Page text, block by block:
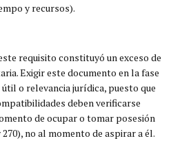
y recursos).
requisito constituyó un exceso de
Exigir este documento en la fase
o relevancia jurídica, puesto que
deben verificarse
de ocupar o tomar posesión
no al momento de aspirar a él.